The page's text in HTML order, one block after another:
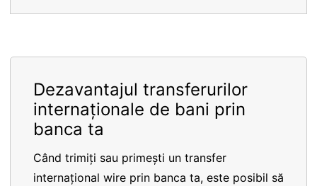
Dezavantajul transferurilor
internaționale de bani prin
banca ta
Când trimiți sau primești un transfer
internațional wire prin banca ta, este posibil să